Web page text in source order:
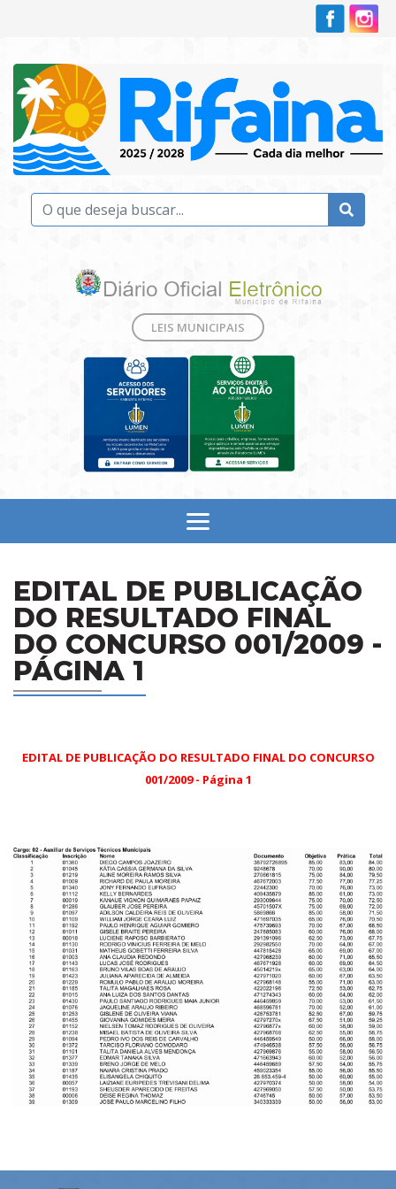
LEIS MUNICIPAIS
EDITAL DE PUBLICAÇÃO
DO RESULTADO FINAL
DO CONCURSO 001/2009 -
PÁGINA 1
EDITAL DE PUBLICAÇÃO DO RESULTADO FINAL DO CONCURSO
001/2009 - Página 1